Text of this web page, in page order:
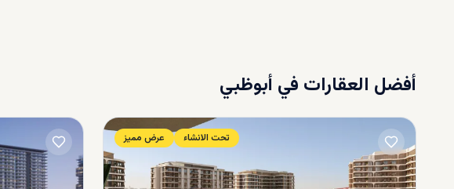
أفضل العقارات في أبوظبي
تحت الانشاء عرض مميز